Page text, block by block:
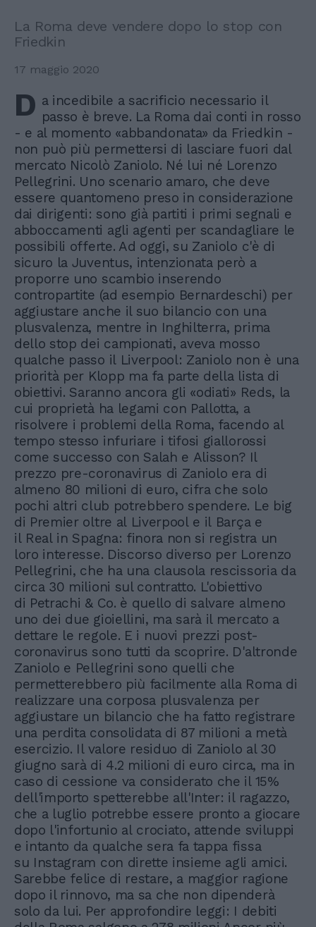
La Roma deve vendere dopo lo stop con
Friedkin
17 maggio 2020
D a incedibile a sacrificio necessario il
passo è breve. La Roma dai conti in rosso
- e al momento «abbandonata» da Friedkin -
non può più permettersi di lasciare fuori dal
mercato Nicolò Zaniolo. Né lui né Lorenzo
Pellegrini. Uno scenario amaro, che deve
essere quantomeno preso in considerazione
dai dirigenti: sono già partiti i primi segnali e
abboccamenti agli agenti per scandagliare le
possibili offerte. Ad oggi, su Zaniolo c'è di
sicuro la Juventus, intenzionata però a
proporre uno scambio inserendo
contropartite (ad esempio Bernardeschi) per
aggiustare anche il suo bilancio con una
plusvalenza, mentre in Inghilterra, prima
dello stop dei campionati, aveva mosso
qualche passo il Liverpool: Zaniolo non è una
priorità per Klopp ma fa parte della lista di
obiettivi. Saranno ancora gli «odiati» Reds, la
cui proprietà ha legami con Pallotta, a
risolvere i problemi della Roma, facendo al
tempo stesso infuriare i tifosi giallorossi
come successo con Salah e Alisson? Il
prezzo pre-coronavirus di Zaniolo era di
almeno 80 milioni di euro, cifra che solo
pochi altri club potrebbero spendere. Le big
di Premier oltre al Liverpool e il Barça e
il Real in Spagna: finora non si registra un
loro interesse. Discorso diverso per Lorenzo
Pellegrini, che ha una clausola rescissoria da
circa 30 milioni sul contratto. L'obiettivo
di Petrachi & Co. è quello di salvare almeno
uno dei due gioiellini, ma sarà il mercato a
dettare le regole. E i nuovi prezzi post-
coronavirus sono tutti da scoprire. D'altronde
Zaniolo e Pellegrini sono quelli che
permetterebbero più facilmente alla Roma di
realizzare una corposa plusvalenza per
aggiustare un bilancio che ha fatto registrare
una perdita consolidata di 87 milioni a metà
esercizio. Il valore residuo di Zaniolo al 30
giugno sarà di 4.2 milioni di euro circa, ma in
caso di cessione va considerato che il 15%
dell'importo spetterebbe all'Inter: il ragazzo,
che a luglio potrebbe essere pronto a giocare
dopo l'infortunio al crociato, attende sviluppi
e intanto da qualche sera fa tappa fissa
su Instagram con dirette insieme agli amici.
Sarebbe felice di restare, a maggior ragione
dopo il rinnovo, ma sa che non dipenderà
solo da lui. Per approfondire leggi: I debiti